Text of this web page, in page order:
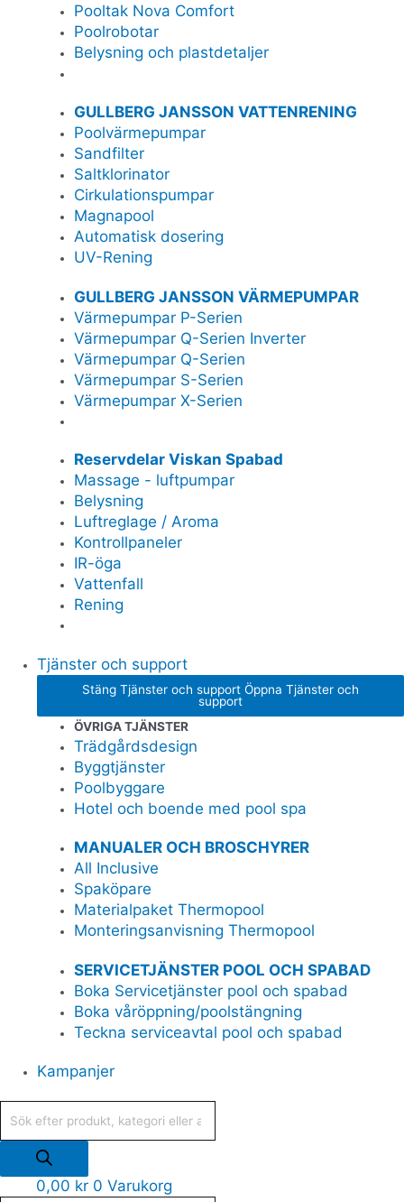
Pooltak Nova Comfort
Poolrobotar
Belysning och plastdetaljer
GULLBERG JANSSON VATTENRENING
Poolvärmepumpar
Sandfilter
Saltklorinator
Cirkulationspumpar
Magnapool
Automatisk dosering
UV-Rening
GULLBERG JANSSON VÄRMEPUMPAR
Värmepumpar P-Serien
Värmepumpar Q-Serien Inverter
Värmepumpar Q-Serien
Värmepumpar S-Serien
Värmepumpar X-Serien
Reservdelar Viskan Spabad
Massage - luftpumpar
Belysning
Luftreglage / Aroma
Kontrollpaneler
IR-öga
Vattenfall
Rening
Tjänster och support
Stäng Tjänster och support Öppna Tjänster och
support
ÖVRIGA TJÄNSTER
Trädgårdsdesign
Byggtjänster
Poolbyggare
Hotel och boende med pool spa
MANUALER OCH BROSCHYRER
All Inclusive
Spaköpare
Materialpaket Thermopool
Monteringsanvisning Thermopool
SERVICETJÄNSTER POOL OCH SPABAD
Boka Servicetjänster pool och spabad
Boka våröppning/poolstängning
Teckna serviceavtal pool och spabad
Kampanjer
0,00 kr 0 Varukorg